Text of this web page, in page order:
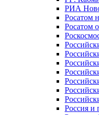
РИА
Росатом
Росатом
Россия и